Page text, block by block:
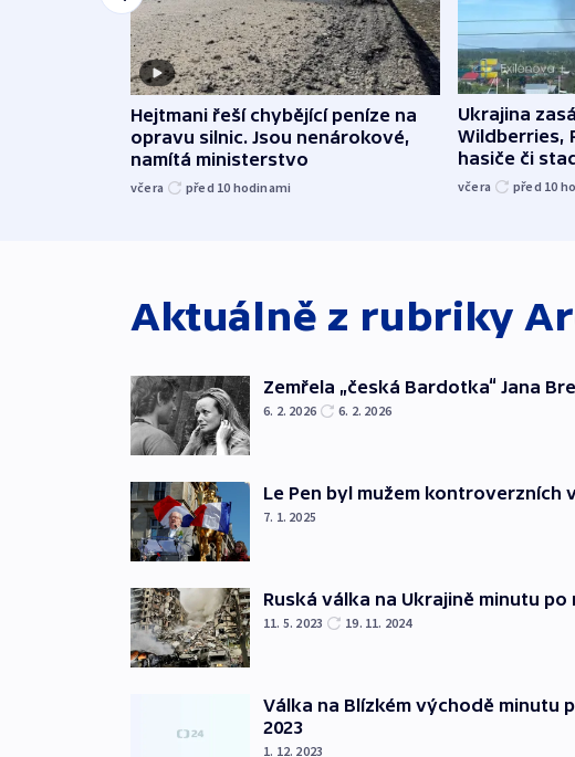
Hejtmani řeší chybějící peníze na
opravu silnic. Jsou nenárokové,
namítá ministerstvo
včera před 10 hodinami
Ukrajina
Wildberries,
hasiče či
včera před 10
Aktuálně z rubriky
Zemřela „česká Bardotka“ Jana
6. 2. 2026 6. 2. 2026
Le Pen byl mužem kontroverzních
7. 1. 2025
Ruská válka na Ukrajině minutu po
11. 5. 2023 19. 11. 2024
Válka na Blízkém východě minutu
2023
1. 12. 2023